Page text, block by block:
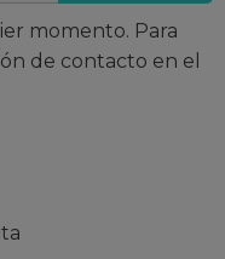
momento. Para
de contacto en el